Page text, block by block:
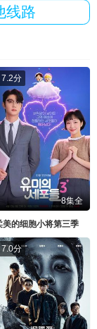
线路
7.2分
8集全
美的细胞小将第三季
7.0分